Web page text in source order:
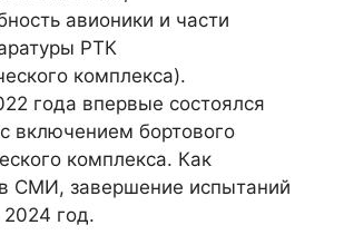
авионики и части
РТК
комплекса).
года впервые состоялся
включением бортового
комплекса. Как
СМИ, завершение испытаний
год.